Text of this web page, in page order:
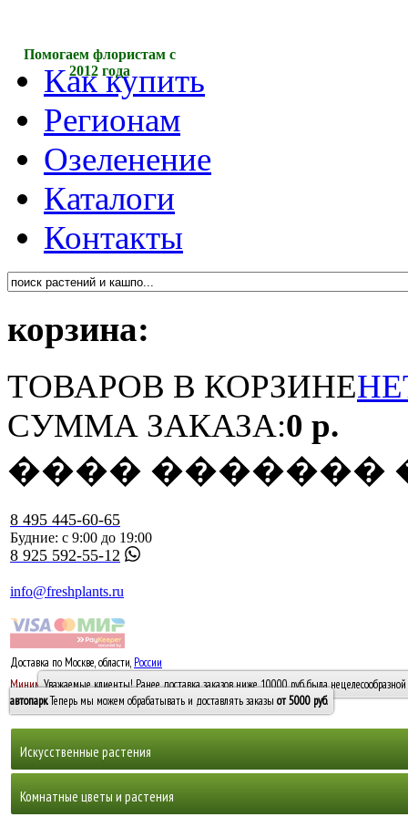
Помогаем флористам с
2012 года
Как купить
Регионам
Озеленение
Каталоги
Контакты
корзина:
ТОВАРОВ В КОРЗИНЕ
СУММА ЗАКАЗА:0 р.
���� �������
8 495 445-60-65
Будние: с 9:00 до 19:00
8 925 592-55-12
info@freshplants.ru
Доставка по Москве, области, России
Минимальный заказ -10 0005000 руб.
Уважаемые клиенты! Ранее доставка заказов ниже 10000 руб. была
автопарк. Теперь мы можем обрабатывать и доставлять заказы от 5000 руб.
Искусственные растения
Горшечные растения, кусты и мох
Комнатные цветы и растения